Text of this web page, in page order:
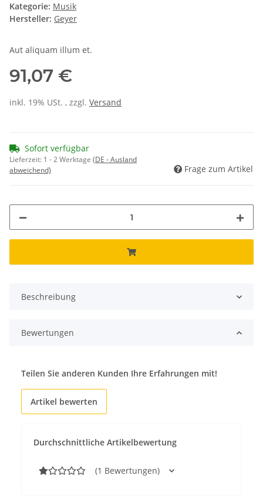
Kategorie: Musik
Hersteller: Geyer
Aut aliquam illum et.
91,07 €
inkl. 19% USt. , zzgl. Versand
Sofort verfügbar
Lieferzeit: 1 - 2 Werktage (DE - Ausland
abweichend)
Frage zum Artikel
Beschreibung
Bewertungen
Durchschnittliche Artikelbewertung
(1 Bewertungen)
Teilen Sie anderen Kunden Ihre Erfahrungen mit!
Artikel bewerten